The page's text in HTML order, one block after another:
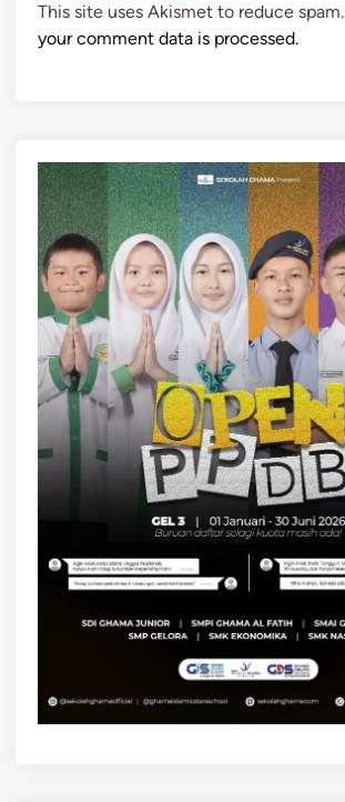
This site uses Akismet to reduce spam.
your comment data is processed.